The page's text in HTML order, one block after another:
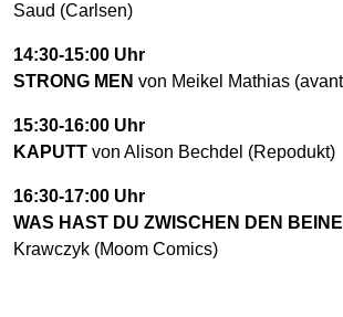
Saud (Carlsen)
14:30-15:00 Uhr
STRONG MEN von Meikel Mathias
15:30-16:00 Uhr
KAPUTT von Alison Bechdel (Repodukt)
16:30-17:00 Uhr
WAS HAST DU ZWISCHEN DEN
Krawczyk (Moom Comics)